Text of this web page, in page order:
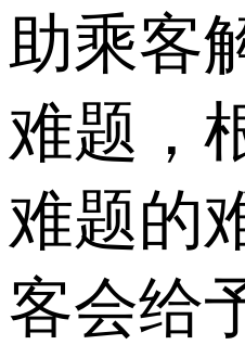
助乘客
难题，
难题的
客会给